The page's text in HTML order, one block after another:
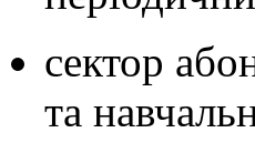
сектор
та